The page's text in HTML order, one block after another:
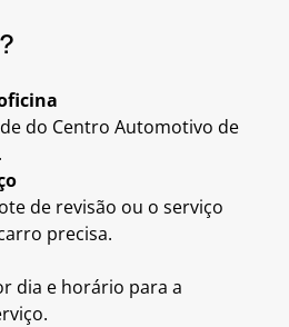
do Centro Automotivo de
de revisão ou o serviço
precisa.
dia e horário para a